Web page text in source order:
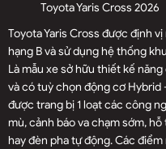
Toyota Yaris Cross 2026
Toyota Yaris Cross được định
hạng B và sử dụng hệ thống
Là mẫu xe sở hữu thiết kế
và có tuỳ chọn động cơ Hybrid
được trang bị 1 loạt các công
mù, cảnh báo va chạm sớm,
hay đèn pha tự động. Các